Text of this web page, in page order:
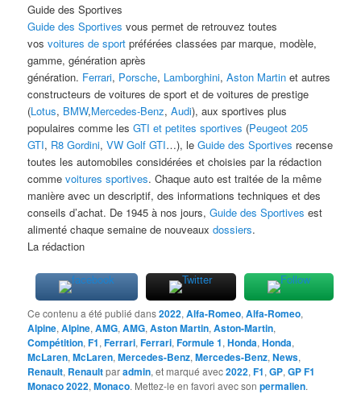
Guide des Sportives
Guide des Sportives vous permet de retrouvez toutes
vosvoitures de sport préférées classées par marque, modèle,
gamme, génération après
génération. Ferrari, Porsche, Lamborghini,Aston Martin et autres
constructeurs de voitures de sport et de voitures de prestige
(Lotus, BMW,Mercedes-Benz,Audi), aux sportives plus
populaires comme lesGTI et petites sportives (Peugeot 205
GTI, R8 Gordini,VW Golf GTI…), leGuide des Sportives recense
toutes les automobiles considérées et choisies par la rédaction
commevoitures sportives. Chaque auto est traitée de la même
manière avec un descriptif, des informations techniques et des
conseils d’achat. De 1945 à nos jours,Guide des Sportives est
alimenté chaque semaine de nouveauxdossiers.
La rédaction
Ce contenu a été publié dans2022,Alfa-Romeo,Alfa-Romeo,
Alpine,Alpine,AMG,AMG,Aston Martin,Aston-Martin,
Compétition,F1,Ferrari,Ferrari,Formule 1,Honda,Honda,
McLaren,McLaren,Mercedes-Benz,Mercedes-Benz,News,
Renault, Renaultparadmin, et marqué avec2022,F1,GP,GP F1
Monaco 2022,Monaco. Mettez-le en favori avec sonpermalien.